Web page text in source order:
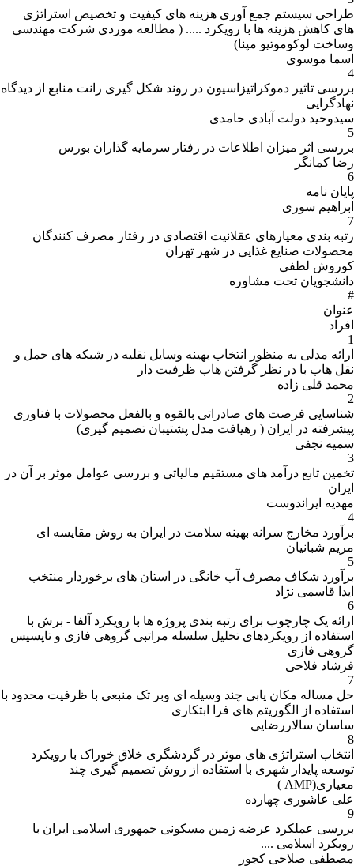
طراحی سیستم جمع آوری هزینه های کیفیت و تخصیص استراتژی
های کاهش هزینه ها با رویکرد ..... ( مطالعه موردی شرکت مهندسی
وساخت لوکوموتیو مپنا)
اسما موسوی
4
بررسی تاثیر دموکراتیزاسیون در روند شکل گیری رانت منابع از دیدگاه
نهادگرایی
سیدوحید دولت آبادی حامدی
5
بررسی اثر میزان اطلاعات در رفتار سرمایه گذاران بورس
رضا کمانگر
6
پایان نامه
ابراهیم سوری
7
رتبه بندی معیارهای عقلانیت اقتصادی در رفتار مصرف کنندگان
محصولات صنایع غذایی در شهر تهران
کوروش لطفی
دانشجویان تحت مشاوره
#
عنوان
افراد
1
ارائه مدلی به منظور انتخاب بهینه وسایل نقلیه در شبکه های حمل و
نقل هاب با در نظر گرفتن هاب ظرفیت دار
محمد قلی زاده
2
شناسایی فرصت های صادراتی بالقوه و بالفعل محصولات با فناوری
پیشرفته در ایران ( رهیافت مدل پشتیبان تصمیم گیری)
سمیه نجفی
3
تخمین تابع درآمد های مستقیم مالیاتی و بررسی عوامل موثر بر آن در
ایران
مهدیه ایراندوست
4
برآورد مخارج سرانه بهینه سلامت در ایران به روش مقایسه ای
مریم شبانیان
5
برآورد شکاف مصرف آب خانگی در استان های برخوردار منتخب
ایدا قاسمی نژاد
6
ارائه یک چارچوب برای رتبه بندی پروژه ها با رویکرد آلفا - برش با
استفاده از رویکردهای تحلیل سلسله مراتبی گروهی فازی و تاپسیس
گروهی فازی
فرشاد فلاحی
7
حل مساله مکان یابی چند وسیله ای وبر تک منبعی با ظرفیت محدود با
استفاده از الگوریتم های فرا ابتکاری
ساسان سالاررضایی
8
انتخاب استراتژی های موثر در گردشگری خلاق خوراک با رویکرد
توسعه پایدار شهری با استفاده از روش تصمیم گیری چند
معیاری(AMP )
علی عاشوری چهارده
9
بررسی عملکرد عرضه زمین مسکونی جمهوری اسلامی ایران با
رویکرد اسلامی ....
مصطفی صلاحی کجور